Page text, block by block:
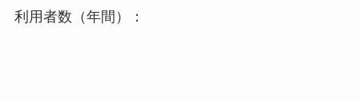
利用者数（年間）：